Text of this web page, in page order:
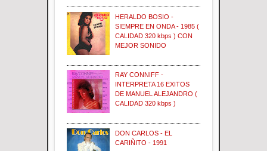
HERALDO BOSIO -
SIEMPRE EN ONDA - 1985 (
CALIDAD 320 kbps ) CON
MEJOR SONIDO
RAY CONNIFF -
INTERPRETA 16 EXITOS
DE MANUEL ALEJANDRO (
CALIDAD 320 kbps )
DON CARLOS - EL
CARIÑITO - 1991